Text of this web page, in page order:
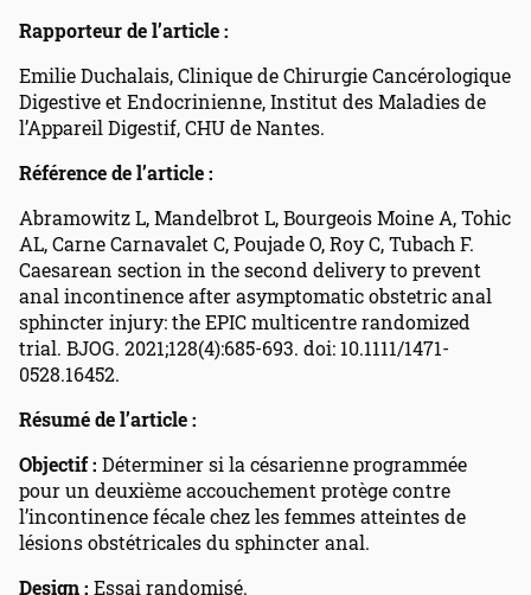
Rapporteur de l’article :
Emilie Duchalais, Clinique de Chirurgie Cancérologique
Digestive et Endocrinienne, Institut des Maladies de
l’Appareil Digestif, CHU de Nantes.
Référence de l’article :
Abramowitz L, Mandelbrot L, Bourgeois Moine A, Tohic
AL, Carne Carnavalet C, Poujade O, Roy C, Tubach F.
Caesarean section in the second delivery to prevent
anal incontinence after asymptomatic obstetric anal
sphincter injury: the EPIC multicentre randomized
trial. BJOG. 2021;128(4):685-693. doi: 10.1111/1471-
0528.16452.
Résumé de l’article :
Objectif : Déterminer si la césarienne programmée
pour un deuxième accouchement protège contre
l’incontinence fécale chez les femmes atteintes de
lésions obstétricales du sphincter anal.
Design : Essai randomisé.